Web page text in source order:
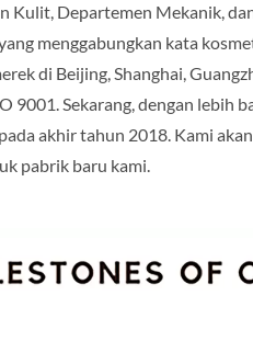
Departemen Mekanik,
menggabungkan kata
di Beijing, Shanghai,
Sekarang, dengan
akhir tahun 2018. Kami
pabrik baru kami.